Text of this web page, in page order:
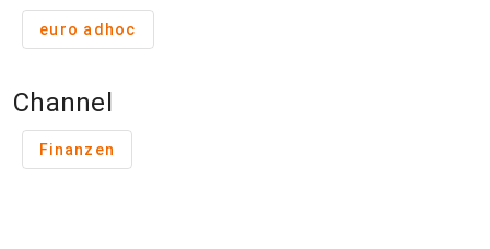
euro adhoc
Channel
Finanzen